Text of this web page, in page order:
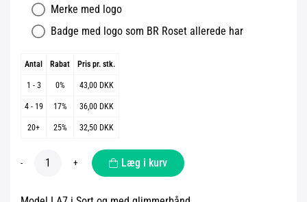
Merke med logo
Badge med logo som BR Roset allerede har
Antal Rabat Pris pr. stk.
1 - 3 0% 43,00 DKK
4 - 19 17% 36,00 DKK
20+ 25% 32,50 DKK
- + Læg i kurv